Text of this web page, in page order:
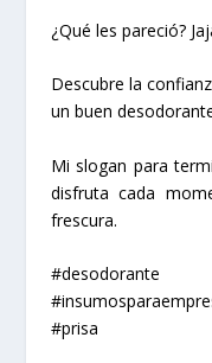
¿Qué les pareció?
Descubre la
un buen
Mi slogan para
disfruta cada
frescura.
#desodorante
#prisa